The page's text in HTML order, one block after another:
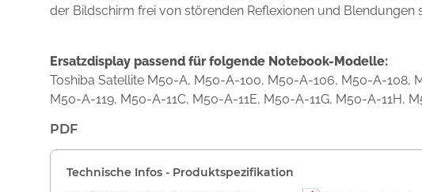
der Bildschirm frei von störenden Reflexionen und Blendungen
Ersatzdisplay passend für folgende Notebook-Modelle:
Toshiba Satellite M50-A, M50-A-100, M50-A-106, M50-A-108,
M50-A-119, M50-A-11C, M50-A-11E, M50-A-11G, M50-A-11H,
PDF
Technische Infos - Produktspezifikation